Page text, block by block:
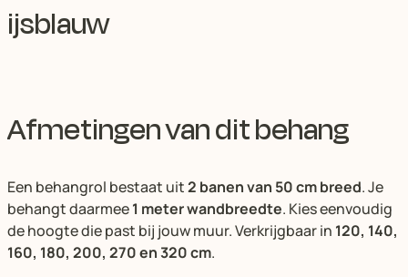
ijsblauw
Afmetingen van dit behang
Een behangrol bestaat uit2 banen van 50 cm breed. Je
behangt daarmee1 meter wandbreedte. Kies eenvoudig
de hoogte die past bij jouw muur. Verkrijgbaar in 120, 140,
160, 180, 200, 270 en 320 cm.